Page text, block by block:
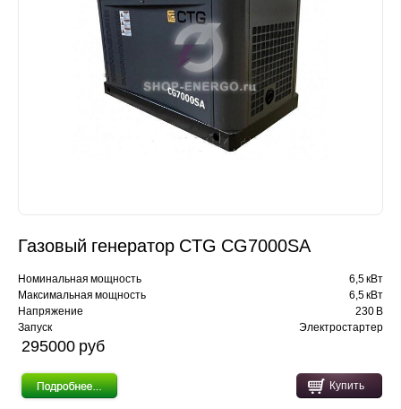
Газовый генератор CTG CG7000SA
Номинальная мощность
6,5 кВт
Максимальная мощность
6,5 кВт
Напряжение
230 В
Запуск
Электростартер
295000 pуб
Купить